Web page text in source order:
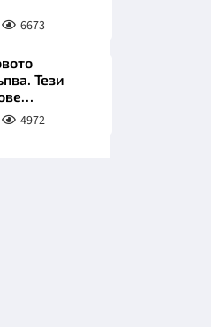
6673
Тези
4972